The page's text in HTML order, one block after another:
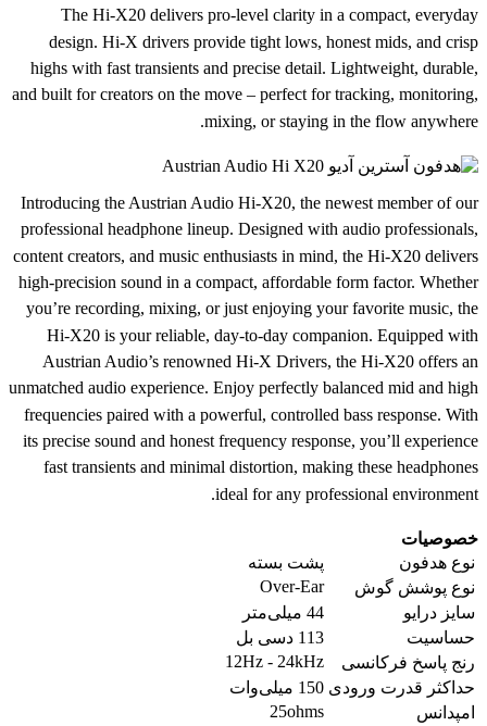
The Hi-X20 delivers pro-level clarity in a compact, everyday
design. Hi-X drivers provide tight lows, honest mids, and crisp
highs with fast transients and precise detail. Lightweight, durable,
and built for creators on the move – perfect for tracking, monitoring,
mixing, or staying in the flow anywhere.
Introducing the Austrian Audio Hi-X20, the newest member of our
professional headphone lineup. Designed with audio professionals,
content creators, and music enthusiasts in mind, the Hi-X20 delivers
high-precision sound in a compact, affordable form factor. Whether
you’re recording, mixing, or just enjoying your favorite music, the
Hi-X20 is your reliable, day-to-day companion. Equipped with
Austrian Audio’s renowned Hi-X Drivers, the Hi-X20 offers an
unmatched audio experience. Enjoy perfectly balanced mid and high
frequencies paired with a powerful, controlled bass response. With
its precise sound and honest frequency response, you’ll experience
fast transients and minimal distortion, making these headphones
ideal for any professional environment.
خصوصیات
نوع هدفون
پشت بسته
نوع پوشش گوش
Over-Ear
سایز درایو
44 میلی‌متر
حساسیت
113 دسی بل
رنج پاسخ فرکانسی
12Hz - 24kHz
حداکثر قدرت ورودی 150 میلی‌وات
امپدانس
25ohms